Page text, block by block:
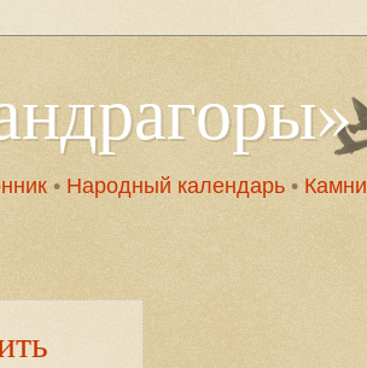
• Народный календарь • Камни